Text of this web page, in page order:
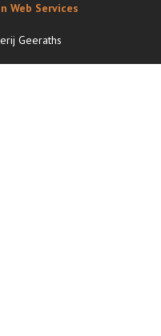
Web Services
Geeraths